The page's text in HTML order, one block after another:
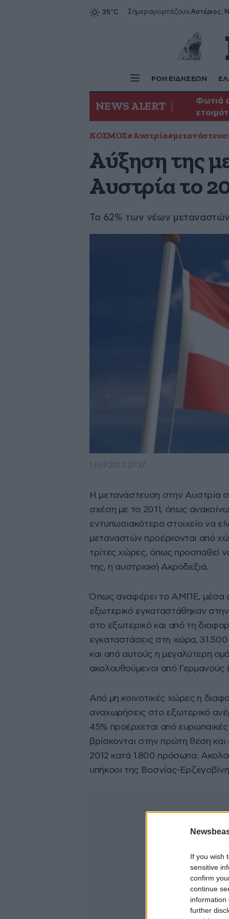
If you wish
sensitive
confirm
continue
information
further
Σήμεραγιορτάζουν:Αστέριος,
ΡΟΗ ΕΙΔΗΣΕΩΝ
NEWS ALERT
Φωτιά
ΚΟΣΜΟΣ#Αυστρία
Αύξηση της
Αυστρία το
Το 62% των νέων
17·07·2013 21:37
Η μετανάστευση στην Αυστρία
σχέση με το 2011, όπως
εντυπωσιακότερο στοιχείο να
μεταναστών προέρχονται από
τρίτες χώρες, όπως προσπαθεί
της, η αυστριακή Ακροδεξιά.
Όπως αναφέρει το ΑΜΠΕ, μέσα
εξωτερικό εγκαταστάθηκαν
στο εξωτερικό και από τη
εγκαταστάσεις στη χώρα,
και από αυτούς η μεγαλύτερη
ακολουθούμενοι από
Από μη κοινοτικές χώρες η
αναχωρήσεις στο εξωτερικό
45% προέρχεται από
βρίσκονται στην πρώτη θέση
2012 κατά 1.800 πρόσωπα.
υπήκοοι της Βοσνίας-